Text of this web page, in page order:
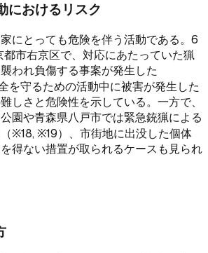
におけるリスク
にとっても危険を伴う活動である。6
市右京区で、対応にあたっていた猟
われ負傷する事案が発生した
を守るための活動中に被害が発生した
しさと危険性を示している。一方で、
園や青森県八戸市では緊急銃猟による
※18, ※19）、市街地に出没した個体
得ない措置が取られるケースも見られ